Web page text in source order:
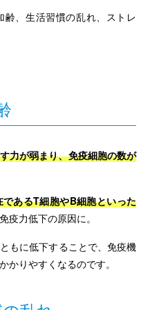
、生活習慣の乱れ、ストレ
力が弱まり、免疫細胞の数が
あるT細胞やB細胞といった
疫力低下の原因に。
もに低下することで、免疫機
かりやすくなるのです。